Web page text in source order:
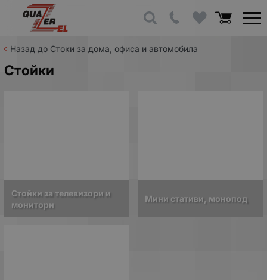
Назад до Стоки за дома, офиса и автомобила
Стойки
Стойки за телевизори и
монитори
Мини стативи, монопод